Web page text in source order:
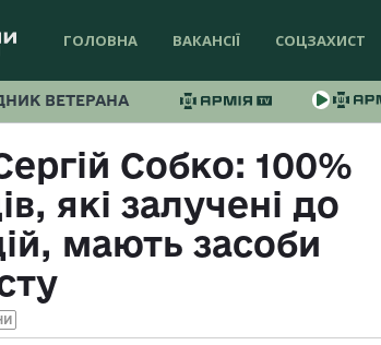
ГОЛОВНА ВАКАНСІЇ СОЦЗАХИСТ
ВЕТЕРАНА
Собко: 100%
які залучені до
мають засоби